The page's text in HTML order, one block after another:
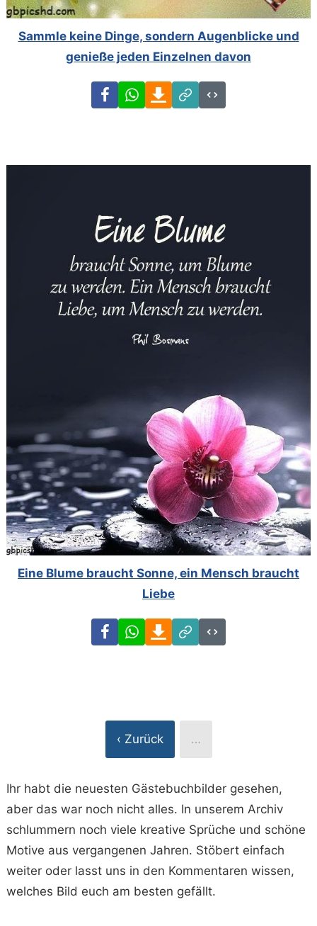
Sammle keine Dinge, sondern Augenblicke und
genieße jeden Einzelnen davon
FacebookWhatsAppDownload
Link
Code
Eine Blume braucht Sonne, ein Mensch braucht
Liebe
FacebookWhatsAppDownload
Link
Code
‹ Zurück …
Ihr habt die neuesten Gästebuchbilder gesehen,
aber das war noch nicht alles. In unserem Archiv
schlummern noch viele kreative Sprüche und schöne
Motive aus vergangenen Jahren. Stöbert einfach
weiter oder lasst uns in den Kommentaren wissen,
welches Bild euch am besten gefällt.